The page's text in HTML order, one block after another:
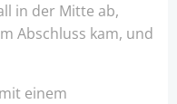
in der Mitte ab,
Abschluss kam, und
einem